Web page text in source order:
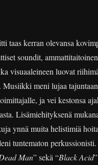
taas kerran olevansa
soundit,
visuaaleineen luovat
Musiikki meni lujaa
ja vei kestonsa
Lisämiehityksenä
ynnä muita helistimiä
tuntematon
Man” sekä “Black Acid